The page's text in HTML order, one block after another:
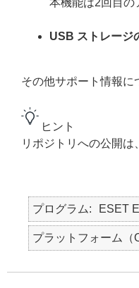
本機能は2回目の
USB ストレージ
その他サポート情報に
ヒント
リポジトリへの公開
プログラム ESET
プラットフォーム（